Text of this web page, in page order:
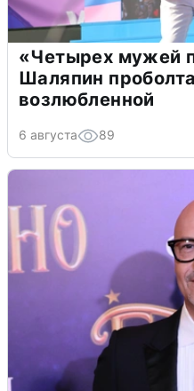
«Четырех мужей
Шаляпин
возлюбленной
6 августа 89